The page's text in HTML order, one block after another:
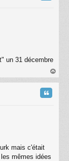
un 31 décembre
au
Citation
mais c'était
mêmes idées